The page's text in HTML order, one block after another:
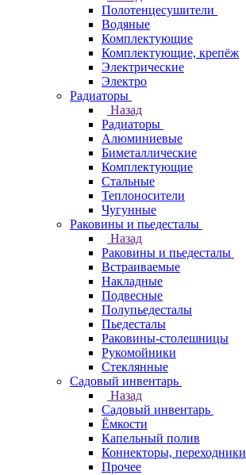
Полотенцесушители
Водяные
Комплектующие
Комплектующие, крепёж
Электрические
Электро
Радиаторы
Назад
Радиаторы
Алюминиевые
Биметаллические
Комплектующие
Стальные
Теплоносители
Чугунные
Раковины и пьедесталы
Назад
Раковины и пьедесталы
Встраиваемые
Накладные
Подвесные
Полупьедесталы
Пьедесталы
Раковины-столешницы
Рукомойники
Стеклянные
Садовый инвентарь
Назад
Садовый инвентарь
Ёмкости
Капельный полив
Коннекторы, переходники
Прочее